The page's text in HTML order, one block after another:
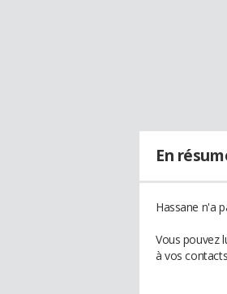
En
Hassane n'a
Vous pouvez
à vos